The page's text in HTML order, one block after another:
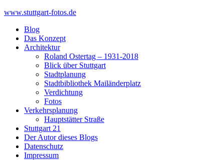
Skip
content
www.stuttgart-fotos.de
Blog
Das Konzept
Architektur
Roland Ostertag – 1931-2018
Blick über Stuttgart
Stadtplanung
Stadtbibliothek Mailänderplatz
Verdichtung
Fotos
Verkehrsplanung
Hauptstätter Straße
Stuttgart 21
Der Autor dieses Blogs
Datenschutz
Impressum